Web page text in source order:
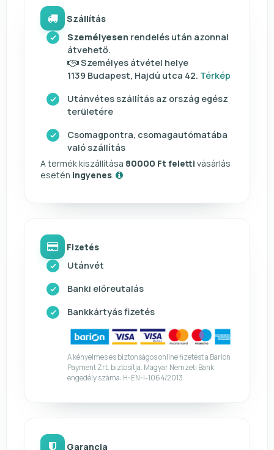
Szállítás
Személyesen rendelés után azonnal
átvehető.
Személyes átvétel helye
1139 Budapest, Hajdú utca 42. Térkép
Utánvétes szállítás az ország egész
területére
Csomagpontra, csomagautómatába
való szállítás
A termék kiszállítása 80000 Ft feletti vásárlás
esetén ingyenes
Fizetés
Utánvét
Banki előreutalás
Bankkártyás fizetés
A kényelmes és biztonságos online fizetést a Barion
Payment Zrt. biztosítja. Magyar Nemzeti Bank
engedély száma: H-EN-I-1064/2013
Garancia